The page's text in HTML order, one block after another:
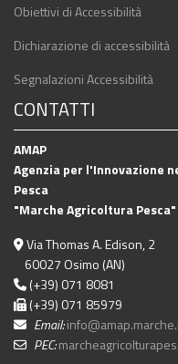
Obiettivi di Accessibilità
Dichiarazione di accessibilità
Segnalazioni Accessibilità
CONTATTI
AMAP
Agenzia per l'Innovazione
Pesca
"Marche Agricoltura Pesca"
Via Thomas A. Edison, 2
60027 Osimo (AN)
(+39) 071 8081
(+39) 071 85979
Email:
PEC: